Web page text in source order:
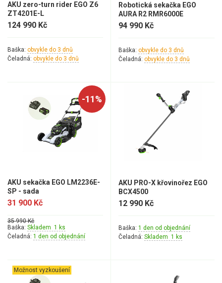
AKU zero-turn rider EGO Z6
ZT4201E-L
124 990 Kč
Baška: obvykle do 3 dnů
Čeladná: obvykle do 3 dnů
Robotická sekačka EGO
AURA R2 RMR6000E
94 990 Kč
Baška: obvykle do 3 dnů
Čeladná: obvykle do 3 dnů
-11%
AKU sekačka EGO LM2236E-
SP - sada
31 900 Kč
35 990 Kč
Baška: Skladem 1 ks
Čeladná: 1 den od objednání
AKU PRO-X křovinořez EGO
BCX4500
12 990 Kč
Baška: 1 den od objednání
Čeladná: Skladem 1 ks
Možnost vyzkoušení